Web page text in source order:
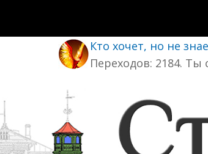
Кто хочет, но не
Переходов: 2184. Ты